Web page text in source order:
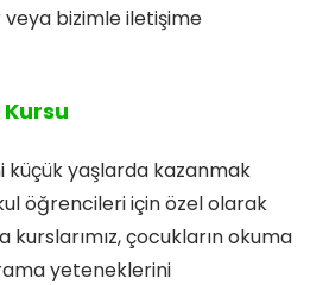
bizimle iletişime
Kursu
küçük yaşlarda kazanmak
öğrencileri için özel olarak
kurslarımız, çocukların okuma
yeteneklerini